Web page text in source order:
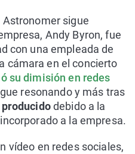
Astronomer sigue
Andy Byron, fue
con una empleada de
cámara en el concierto
su dimisión en redes
resonando y más tras
producidodebido a la
a la empresa.
vídeo en redes sociales,